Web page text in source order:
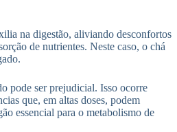
na digestão, aliviando desconfortos
de nutrientes. Neste caso, o chá
pode ser prejudicial. Isso ocorre
que, em altas doses, podem
essencial para o metabolismo de